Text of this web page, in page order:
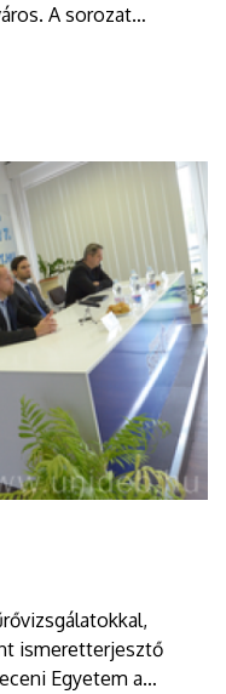
A sorozat
Egyetem
ismeretterjesztő
Egyetem a